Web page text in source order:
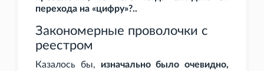
перехода на «цифру»?..
Закономерные проволочки с
реестром
Казалось бы, изначально было очевидно,